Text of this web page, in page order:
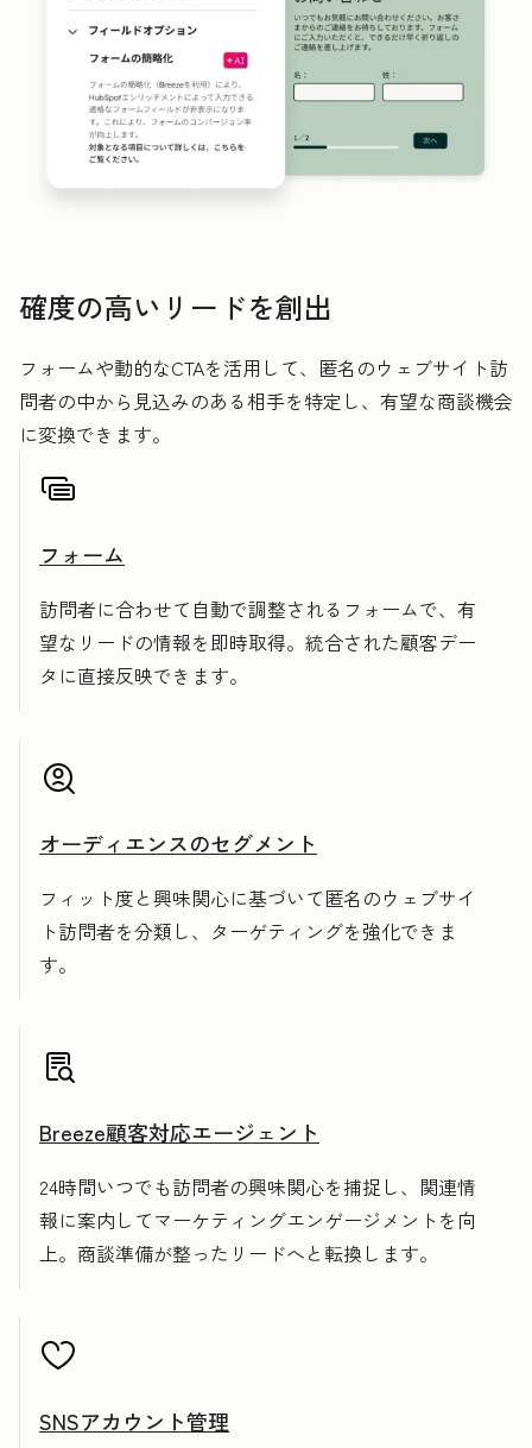
確度の高いリードを創出
フォームや動的なCTAを活用して、匿名のウェブサイト訪
問者の中から見込みのある相手を特定し、有望な商談機会
に変換できます。
フォーム
訪問者に合わせて自動で調整されるフォームで、有
望なリードの情報を即時取得。統合された顧客デー
タに直接反映できます。
オーディエンスのセグメント
フィット度と興味関心に基づいて匿名のウェブサイ
ト訪問者を分類し、ターゲティングを強化できま
す。
Breeze顧客対応エージェント
24時間いつでも訪問者の興味関心を捕捉し、関連情
報に案内してマーケティングエンゲージメントを向
上。商談準備が整ったリードへと転換します。
SNSアカウント管理